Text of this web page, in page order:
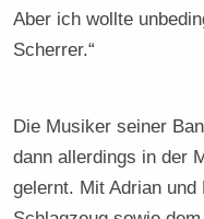
Aber ich wollte
Scherrer.“
Die Musiker seiner
dann allerdings in der
gelernt. Mit Adrian